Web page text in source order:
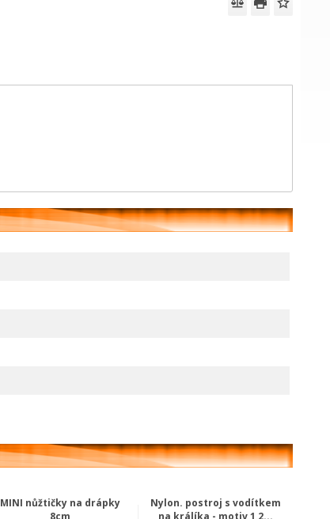
MINI nůžtičky na drápky
8cm
Nylon. postroj s vodítkem
na králíka - motiv 1,2...